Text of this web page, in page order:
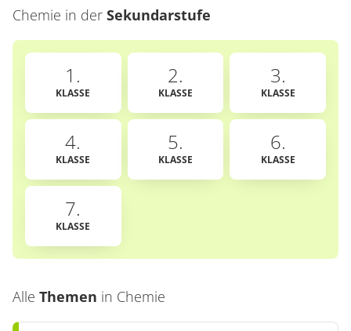
Chemie in der Sekundarstufe
1.
KLASSE
2.
KLASSE
3.
KLASSE
4.
KLASSE
5.
KLASSE
6.
KLASSE
7.
KLASSE
Alle Themen in Chemie